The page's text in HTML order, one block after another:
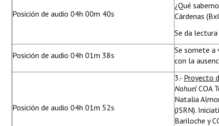
Posición de audio 04h 00m 40s
¿Qué
Cárdenas
Se da
Posición de audio 04h 01m 38s
Se somete a
con la
Posición de audio 04h 01m 52s
3.- Proyecto
Nahuel COA
Natalia
(JSRN).
Bariloche y